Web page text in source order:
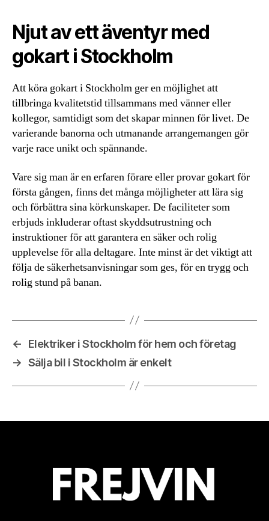
Njut av ett äventyr med
gokart i Stockholm
Att köra gokart i Stockholm ger en möjlighet att
tillbringa kvalitetstid tillsammans med vänner eller
kollegor, samtidigt som det skapar minnen för livet. De
varierande banorna och utmanande arrangemangen gör
varje race unikt och spännande.
Vare sig man är en erfaren förare eller provar gokart för
första gången, finns det många möjligheter att lära sig
och förbättra sina körkunskaper. De faciliteter som
erbjuds inkluderar oftast skyddsutrustning och
instruktioner för att garantera en säker och rolig
upplevelse för alla deltagare. Inte minst är det viktigt att
följa de säkerhetsanvisningar som ges, för en trygg och
rolig stund på banan.
←
Elektriker i Stockholm för hem och företag
→ Sälja bil i Stockholm är enkelt